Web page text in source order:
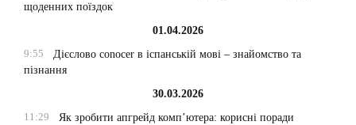
щоденних поїздок
01.04.2026
9:55
Дієслово conocer в іспанській мові – знайомство та
пізнання
30.03.2026
11:29
Як зробити апгрейд комп’ютера: корисні поради